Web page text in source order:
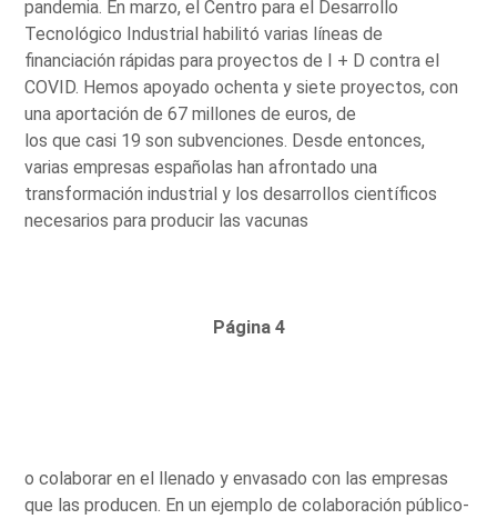
pandemia. En marzo, el Centro para el Desarrollo
Tecnológico Industrial habilitó varias líneas de
financiación rápidas para proyectos de I + D contra el
COVID. Hemos apoyado ochenta y siete proyectos, con
una aportación de 67 millones de euros, de
los que casi 19 son subvenciones. Desde entonces,
varias empresas españolas han afrontado una
transformación industrial y los desarrollos científicos
necesarios para producir las vacunas
Página 4
o colaborar en el llenado y envasado con las empresas
que las producen. En un ejemplo de colaboración público-